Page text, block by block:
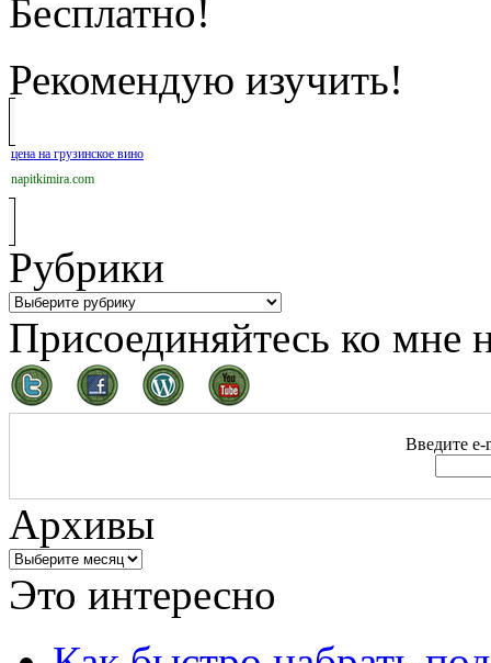
Бесплатно!
Рекомендую изучить!
цена на грузинское вино
napitkimira.com
Рубрики
Присоединяйтесь ко мне
Введите e-
Архивы
Это интересно